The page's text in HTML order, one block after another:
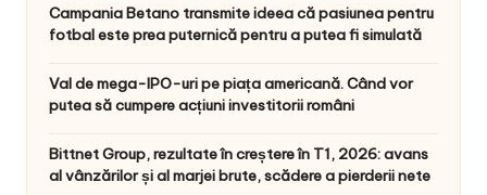
Campania Betano transmite ideea că pasiunea pentru
fotbal este prea puternică pentru a putea fi simulată
Val de mega-IPO-uri pe piața americană. Când vor
putea să cumpere acțiuni investitorii români
Bittnet Group, rezultate în creștere în T1, 2026: avans
al vânzărilor și al marjei brute, scădere a pierderii nete